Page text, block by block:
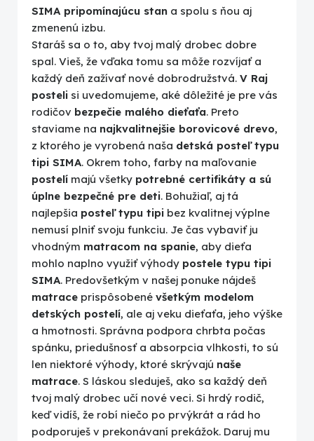
SIMA pripomínajúcu stan a spolu s ňou aj
zmenenú izbu.
Staráš sa o to, aby tvoj malý drobec dobre
spal. Vieš, že vďaka tomu sa môže rozvíjať a
každý deň zažívať nové dobrodružstvá. V Raj
posteli si uvedomujeme, aké dôležité je pre vás
rodičov bezpečie malého dieťaťa. Preto
staviame na najkvalitnejšie borovicové drevo,
z ktorého je vyrobená naša detská posteľ typu
tipi SIMA. Okrem toho, farby na maľovanie
postelí majú všetky potrebné certifikáty a sú
úplne bezpečné pre deti. Bohužiaľ, aj tá
najlepšia posteľ typu tipi bez kvalitnej výplne
nemusí plniť svoju funkciu. Je čas vybaviť ju
vhodným matracom na spanie, aby dieťa
mohlo naplno využiť výhody postele typu tipi
SIMA. Predovšetkým v našej ponuke nájdeš
matrace prispôsobené všetkým modelom
detských postelí, ale aj veku dieťaťa, jeho výške
a hmotnosti. Správna podpora chrbta počas
spánku, priedušnosť a absorpcia vlhkosti, to sú
len niektoré výhody, ktoré skrývajú naše
matrace. S láskou sleduješ, ako sa každý deň
tvoj malý drobec učí nové veci. Si hrdý rodič,
keď vidíš, že robí niečo po prvýkrát a rád ho
podporuješ v prekonávaní prekážok. Daruj mu